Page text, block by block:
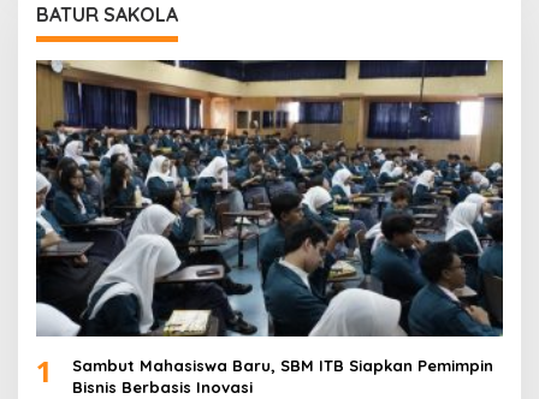
BATUR SAKOLA
1
Sambut Mahasiswa Baru, SBM ITB Siapkan Pemimpin
Bisnis Berbasis Inovasi